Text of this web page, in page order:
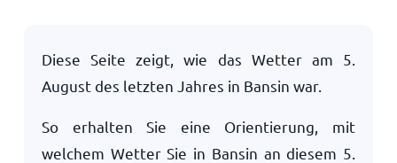
Diese Seite zeigt, wie das Wetter am 5.
Augustdes letzten Jahres in Bansin war.
So erhalten Sie eine Orientierung, mit
welchem Wetter Sie in Bansin an diesem 5.